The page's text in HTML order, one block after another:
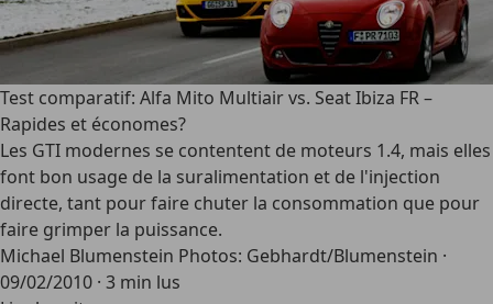
Test comparatif: Alfa Mito Multiair vs. Seat Ibiza FR –
Rapides et économes?
Les GTI modernes se contentent de moteurs 1.4, mais elles
font bon usage de la suralimentation et de l'injection
directe, tant pour faire chuter la consommation que pour
faire grimper la puissance.
Michael Blumenstein Photos: Gebhardt/Blumenstein ·
09/02/2010 · 3 min lus